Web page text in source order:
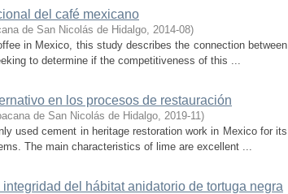
del café mexicano
de San Nicolás de Hidalgo, 2014-08)
in Mexico, this study describes the connection between
to determine if the competitiveness of this ...
en los procesos de restauración
de San Nicolás de Hidalgo, 2019-11)
used cement in heritage restoration work in Mexico for its
The main characteristics of lime are excellent ...
del hábitat anidatorio de tortuga negra